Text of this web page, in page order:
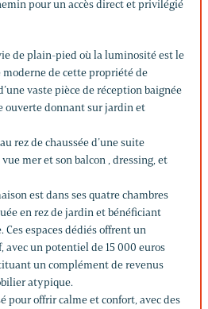
pour un accès direct et privilégié
de plain-pied où la luminosité est le
de cette propriété de
vaste pièce de réception baignée
ouverte donnant sur jardin et
rez de chaussée d’une suite
mer et son balcon , dressing, et
est dans ses quatre chambres
en rez de jardin et bénéficiant
Ces espaces dédiés offrent un
un potentiel de 15 000 euros
un complément de revenus
atypique.
pour offrir calme et confort, avec des